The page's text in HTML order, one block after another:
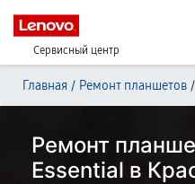
Сервисный центр
Главная / Ремонт планшетов /
Ремонт
Essential в